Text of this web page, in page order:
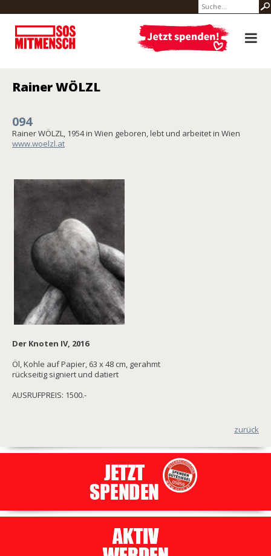
Rainer WÖLZL
094
Rainer WÖLZL, 1954 in Wien geboren, lebt und arbeitet in Wien
www.woelzl.at
Der Knoten IV, 2016
Öl, Kohle auf Papier, 63 x 48 cm, gerahmt
rückseitig signiert und datiert
AUSRUFPREIS: 1500.-
zurück